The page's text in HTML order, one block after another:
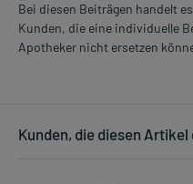
Bei diesen Beiträgen handelt
Kunden, die eine individuelle
Apotheker nicht ersetzen
Kunden, die diesen